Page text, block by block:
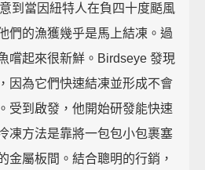
到當因紐特人在負四十度颳風
們的漁獲幾乎是馬上結凍。過
嚐起來很新鮮。Birdseye 發現
因為它們快速結凍並形成不會
受到啟發，他開始研發能快速
凍方法是靠將一包包小包裹塞
金屬板間。結合聰明的行銷，